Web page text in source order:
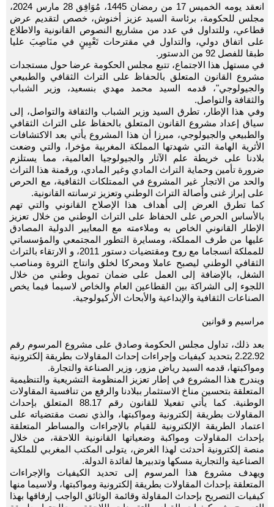
انعقد يومه الخميس 17 من رمضان 1445، مُوَافِق 28 مارس 2024،
مجلس للحكومة، برئاسة السيد عزيز أخنوش، خصص لتقديم عرض
قطاعي، وللتداول في عدد من مشاريع النصوص القانونية والاطلاع
على اتفاق دولي، والتداول في مقترحات تَعْيِينٍ في منَاصِبَ عليا
طبقا للفصل 92 من الدستور.
في مستهل هذا الاجتماع، تتبع مجلس الحكومة عرضا حول مستجدات
مشروع القانون المتعلق بالحفاظ على التراث الثقافي والطبيعي
والجيولوجي"، قدمه السيد محمد مهدي بنسعيد، وزير الشباب
والثقافة والتواصل.
وفي هذا الإطار، تطرق السيد وزير الشباب والثقافة والتواصل، إلى
سياق إعداد مشروع القانون المتعلق بالحفاظ على التراث الثقافي
والطبيعي والجيولوجي، مبرزا أن هذا المشروع يأتي بعد الاكتشافات
الأثرية الهامة التي شهدتها المملكة المغربية مؤخرا، والتي وضعت
بلادنا على خريطة علم الآثار والجيولوجيا العالمية، مما يستلزم
ضرورة تأمين وحماية التراث المادي وغير المادي، ورقمنة هذا التراث
والحد من الاتجار غير المشروع في الممتلكات الثقافية، مع الحرص
على إبراز غنى وأصالة التراث الوطني وتعزيز ترسانته القانونية.
كما تطرق العرض إلى أهداف هذا الإصلاح القانوني والتي تهم
بالأساس الحرص على الحفاظ على التراث الوطني من خلال تعزيز
الإطار القانوني الخاص به وملاءمته مع المعايير الدولية المصادق
عليها من طرف المملكة، ومسايرة التطور المجتمعي والمؤسساتي
للمملكة انسجاما مع روح ومقتضيات دستور 2011، و الارتقاء بالتراث
الثقافي الوطني ليصبح عاملا ومحركا لخلق وانتاج الثروة ومناصب
الشغل، بالإضافة إلى العمل على ضمان تمويل وطني من خلال
اللجوء إلى الشراكة بين القطاعين العام والخاص لاسيما فيما يخص
الصناعات الثقافية والإبداعية والأبحاث الأركيولوجية.
مراسيم و قوانين
بعد ذلك، تداول مجلس الحكومة وصادق على مشروع المرسوم رقم
2.22.92 بتحديد كيفيات وإجراءات إحداث المقاولات بطريقة إلكترونية
ومواكبتها، قدمه السيد رياض مزور، وزير الصناعة والتجارة.
ويندرج هذا المشروع في إطار تعزيز المنظومة التشريعية والتنظيمية
المتعلقة بتحسين مناخ الاستثمار ببلادنا والرفع من تنافسية المقاولات
الوطنية. كما يأتي تفعيلا للقانون رقم 88.17 المتعلق بإحداث
المقاولات بطريقة إلكترونية ومواكبتها، والذي نصت مقتضياته على
اعتماد الطريقة الإلكترونية للقيام بالإجراءات والمساطر المتعلقة
بإحداث المقاولات ومواكبة وضعياتها القانونية اللاحقة، من خلال
منصة إلكترونية أحدثت لهذا الغرض، يتولى المكتب المغربي للملكية
الصناعية والتجارية مسكها وتدبيرها لفائدة الدولة.
ويهدف مشروع هذا المرسوم إلى تحديد الكيفيات والإجراءات
المتعلقة بإحداث المقاولات بطريقة إلكترونية ومواكبتها، ولاسيما منها
كيفيات التصريح بإحداث المقاولة وقائمة الوثائق الواجب إرفاقها بهذا